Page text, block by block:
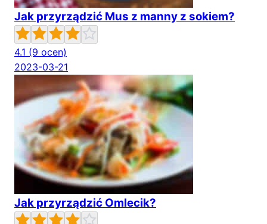
Jak przyrządzić Mus z manny z sokiem?
4.1 (9 ocen)
2023-03-21
Jak przyrządzić Omlecik?